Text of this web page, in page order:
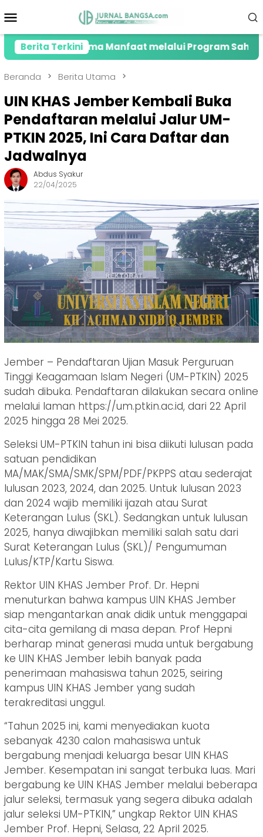
ke
Mobile
Berita Terkini
Manfaat melalui Program Sahabat Posyandu
Beranda Berita Utama
UIN KHAS Jember Kembali Buka
Pendaftaran melalui Jalur UM-
PTKIN 2025, Ini Cara Daftar dan
Jadwalnya
Abdus Syakur
22/04/2025
Jember – Pendaftaran Ujian Masuk Perguruan
Tinggi Keagamaan Islam Negeri (UM-PTKIN) 2025
sudah dibuka. Pendaftaran dilakukan secara online
melalui laman https://um.ptkin.ac.id, dari 22 April
2025 hingga 28 Mei 2025.
Seleksi UM-PTKIN tahun ini bisa diikuti lulusan pada
satuan pendidikan
MA/MAK/SMA/SMK/SPM/PDF/PKPPS atau sederajat
lulusan 2023, 2024, dan 2025. Untuk lulusan 2023
dan 2024 wajib memiliki ijazah atau Surat
Keterangan Lulus (SKL). Sedangkan untuk lulusan
2025, hanya diwajibkan memiliki salah satu dari
Surat Keterangan Lulus (SKL)/ Pengumuman
Lulus/KTP/Kartu Siswa.
Rektor UIN KHAS Jember Prof. Dr. Hepni
menuturkan bahwa kampus UIN KHAS Jember
siap mengantarkan anak didik untuk menggapai
cita-cita gemilang di masa depan. Prof Hepni
berharap minat generasi muda untuk bergabung
ke UIN KHAS Jember lebih banyak pada
penerimaan mahasiswa tahun 2025, seiring
kampus UIN KHAS Jember yang sudah
terakreditasi unggul.
“Tahun 2025 ini, kami menyediakan kuota
sebanyak 4230 calon mahasiswa untuk
bergabung menjadi keluarga besar UIN KHAS
Jember. Kesempatan ini sangat terbuka luas. Mari
bergabung ke UIN KHAS Jember melalui beberapa
jalur seleksi, termasuk yang segera dibuka adalah
jalur seleksi UM-PTKIN,” ungkap Rektor UIN KHAS
Jember Prof. Hepni, Selasa, 22 April 2025.